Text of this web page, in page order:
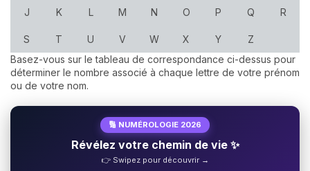
J K L M N O P Q R
S T U V W X Y
Z
Basez-vous sur le tableau de correspondance ci-dessus pour
déterminer le nombre associé à chaque lettre de votre prénom
ou de votre nom.
🔢 NUMÉROLOGIE 2026
Révélez votre chemin de vie ✨
👉 Swipez pour découvrir →